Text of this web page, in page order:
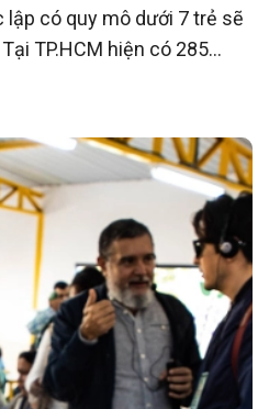
lập có quy mô dưới 7 trẻ sẽ
TP.HCM hiện có 285
chấm dứt hoạt động theo